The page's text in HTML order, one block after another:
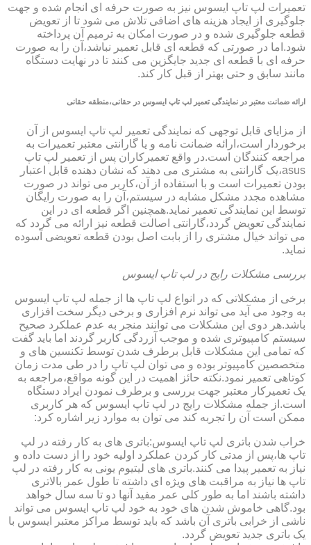
تعمیرات لپ تاپ ایسوس نیز به صورت حرفه ای انجام شده و جهت
جلوگیری از ایجاد هزینه های اضافی تلاش می شود تا از تعویض
قطعه جلوگیری شده و در صورت امکان به ترمیم آن پرداخته
شود.اما در صورتی که قطعه ای قابل تعمیر نباشد،آن را به صورت
حرفه ای با قطعه ای جدید جایگزین می کنند تا در نهایت دستگاه
مانند سابق و حتی بهتر از قبل کار کند.
ارائه ضمانت معتبر در نمایندگی تعمیر لپ تاپ ایسوس در حقانی،منطقه حقانی
از مزایای قابل توجهی که نمایندگی تعمیر لپ تاپ ایسوس از آن
برخوردار است،ارائه ضمانت نامه و یا گارانتی معتبر تعمیرات به
مراجعه کنندگان است.در واقع تعمیرکاران پس از تعمیر لپ تاپ
asus،یک گارانتی به مشتری می دهند که نشان دهنده قابل اعتبار
بودن تعمیرات است و با استفاده از آن،کاربر می تواند در صورت
مشاهده مجدد مشکل مشابه در سیستم،آن را به صورت رایگان
توسط این نمایندگی تعمیر نماید.همچنین اگر قطعه ای در این
نمایندگی تعویض گردد،گارانتی اصالت قطعه نیز ارائه می گردد که
می تواند خیال مشتری را از بابت اصل بودن قطعه تعویضی آسوده
نماید.
بررسی مشکلات رایج در لپ تاپ ایسوس
برخی از مشکلاتی که در انواع لپ تاپ ها از جمله لپ تاپ ایسوس
به وجود می آید می تواند نرم افزاری و برخی دیگر سخت افزاری
باشد.هر دوی این مشکلات می توانند منجر به عدم عملکرد صحیح
سیستم کامپیوتری شده و موجب آزردگی کاربر گردند اما باید گفت
که تمامی این مشکلات قابل برطرف شدن توسط تکنسین های و
متخصصین کامپیوتر بوده و می توان لپ تاپ را در طی مدت زمان
کوتاهی تعمیر نمود.نکته حائز اهمیت در این گونه مواقع،مراجعه به
یک تعمیرکار معتبر جهت بررسی و برطرف نمودن ایراد دستگاه
است.از جمله مشکلات رایج در لپ تاپ ایسوس که هر کاربری
ممکن است آن را تجربه کند می توان به موارد زیر اشاره کرد:
خراب شدن باتری لپ تاپ ایسوس:باتری های به کار رفته در لپ
تاپ ها،پس از مدتی کار کردن عملکرد اولیه خود را از دست داده و
نیاز به تعمیر پیدا می کنند.باتری های لیتیوم یونی به کار رفته در لپ
تاپ ها نیاز به مراقبت های ویژه ای داشته تا طول عمر بالاتری
داشته باشند اما به طور کلی عمر مفید آنها دو تا سه سال خواهد
بود.گاهی خاموش شدن های خود به خود لپ تاپ ایسوس می تواند
ناشی از خرابی باتری آن باشد که باید توسط مراکز معتبر ایسوس با
یک باتری جدید تعویض گردد.